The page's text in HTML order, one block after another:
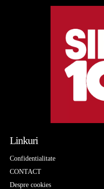
Linkuri
Confidentialitate
CONTACT
Despre cookies